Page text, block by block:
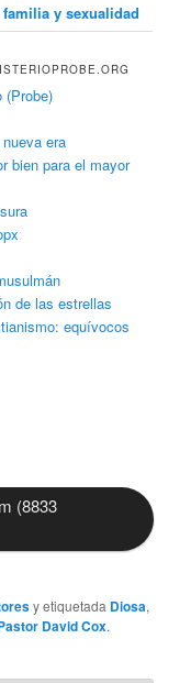
y sexualidad
(Probe)
era
bien para el mayor
de las estrellas
equívocos
(8833
y etiquetada Diosa,
David Cox.